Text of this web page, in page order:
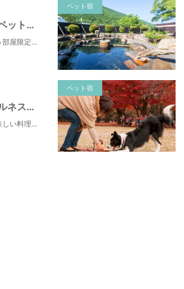
湯の宿 清盛 ペットと一緒にお泊り
それぞれ趣の異なる５部屋限定の大人の宿。ゆるやかに過ぎる寛ぎをお楽みください♪
ペット宿
那須温泉 ウェルネスの森 那須
かけ流しの温泉と美味しい料理に心癒される宿。ペットと泊まれる＆ゴルフも楽しめる♪
ペット宿